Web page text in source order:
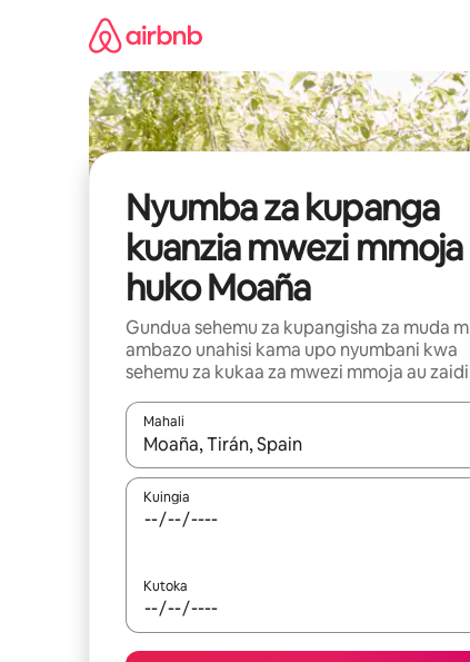
Nyumba za kupanga
kuanzia mwezi mmoja
huko Moaña
Gundua sehemu za kupangisha za muda
ambazo unahisi kama upo nyumbani kwa
sehemu za kukaa za mwezi mmoja au
Mahali
Wakati matokeo yanapatikana, vinjari kwa
Kuingia
Kutoka